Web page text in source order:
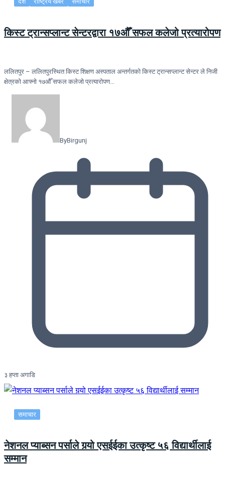
किस्ट ट्रान्सप्लान्ट सेन्टरद्वारा १७औँ सफल कलेजो प्रत्यारोपण
ललितपुर – ललितपुरस्थित किस्ट शिक्षण अस्पताल अन्तर्गतको किस्ट ट्रान्सप्लान्ट सेन्टर ले निजी
क्षेत्रको आफ्नो १७औँ सफल कलेजो प्रत्यारोपण…
ByBirgunj
३ हप्ता अगाडि
समाचार
नेशनल प्याब्सन पर्साले गर्‍यो एसईईका उत्कृष्ट ५६ विद्यार्थीलाई
सम्मान